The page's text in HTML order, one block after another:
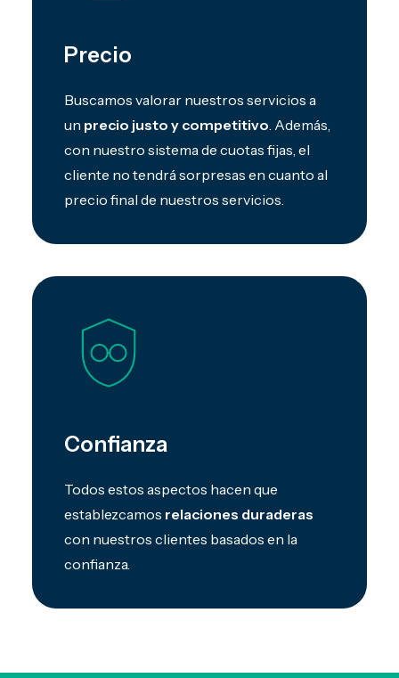
Precio
Buscamos valorar nuestros servicios a
un precio justo y competitivo. Además,
con nuestro sistema de cuotas fijas, el
cliente no tendrá sorpresas en cuanto al
precio final de nuestros servicios.
Confianza
Todos estos aspectos hacen que
establezcamos relaciones duraderas
con nuestros clientes basados en la
confianza.